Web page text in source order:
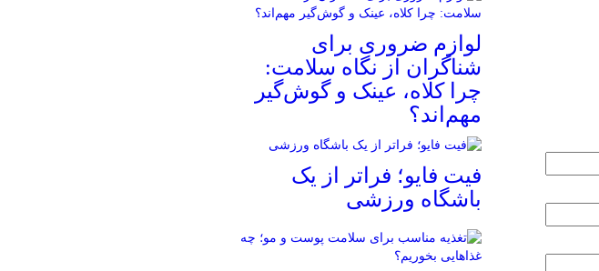
لوازم ضروری برای
شناگران از نگاه سلامت:
چرا کلاه، عینک و گوش‌گیر
مهم‌اند؟
فیت ‌فایو؛ فراتر از یک
باشگاه ورزشی